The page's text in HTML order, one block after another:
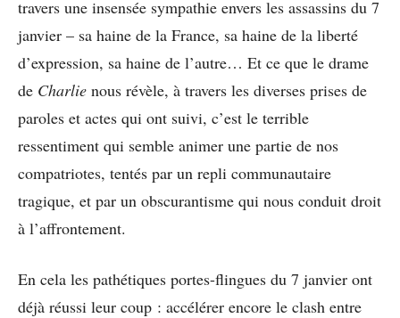
travers une insensée sympathie envers les assassins du 7
janvier – sa haine de la France, sa haine de la liberté
d’expression, sa haine de l’autre… Et ce que le drame
de Charlie nous révèle, à travers les diverses prises de
paroles et actes qui ont suivi, c’est le terrible
ressentiment qui semble animer une partie de nos
compatriotes, tentés par un repli communautaire
tragique, et par un obscurantisme qui nous conduit droit
à l’affrontement.
En cela les pathétiques portes-flingues du 7 janvier ont
déjà réussi leur coup : accélérer encore le clash entre